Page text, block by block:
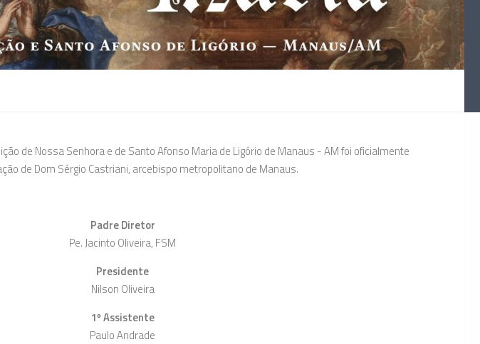
de Nossa Senhora e de Santo Afonso Maria de Ligório de Manaus - AM foi oficialmente
de Dom Sérgio Castriani, arcebispo metropolitano de Manaus.
Padre Diretor
Pe. Jacinto Oliveira, FSM
Presidente
Nilson Oliveira
1º Assistente
Paulo Andrade